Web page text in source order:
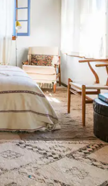
und unten oder erkunde